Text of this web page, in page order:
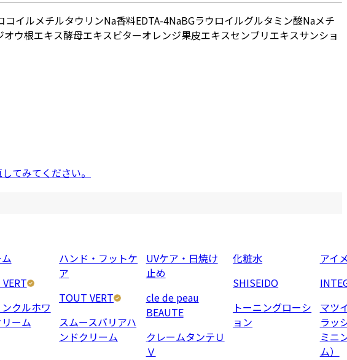
コイルメチルタウリンNa香料EDTA-4NaBGラウロイルグルタミン酸Naメチ
オウ根エキス酵母エキスビターオレンジ果皮エキスセンブリエキスサンショ
てみてください。
クルホワ
ーム
ハンド・フットケ
ア
TOUT VERT
スムースバリアハ
ンドクリーム
UVケア・日焼け
止め
cle de peau
BEAUTE
クレームタンテＵ
Ｖ
化粧水
SHISEIDO
トーニングローシ
ョン
アイ
マツ
ラッ
ミニ
ム）